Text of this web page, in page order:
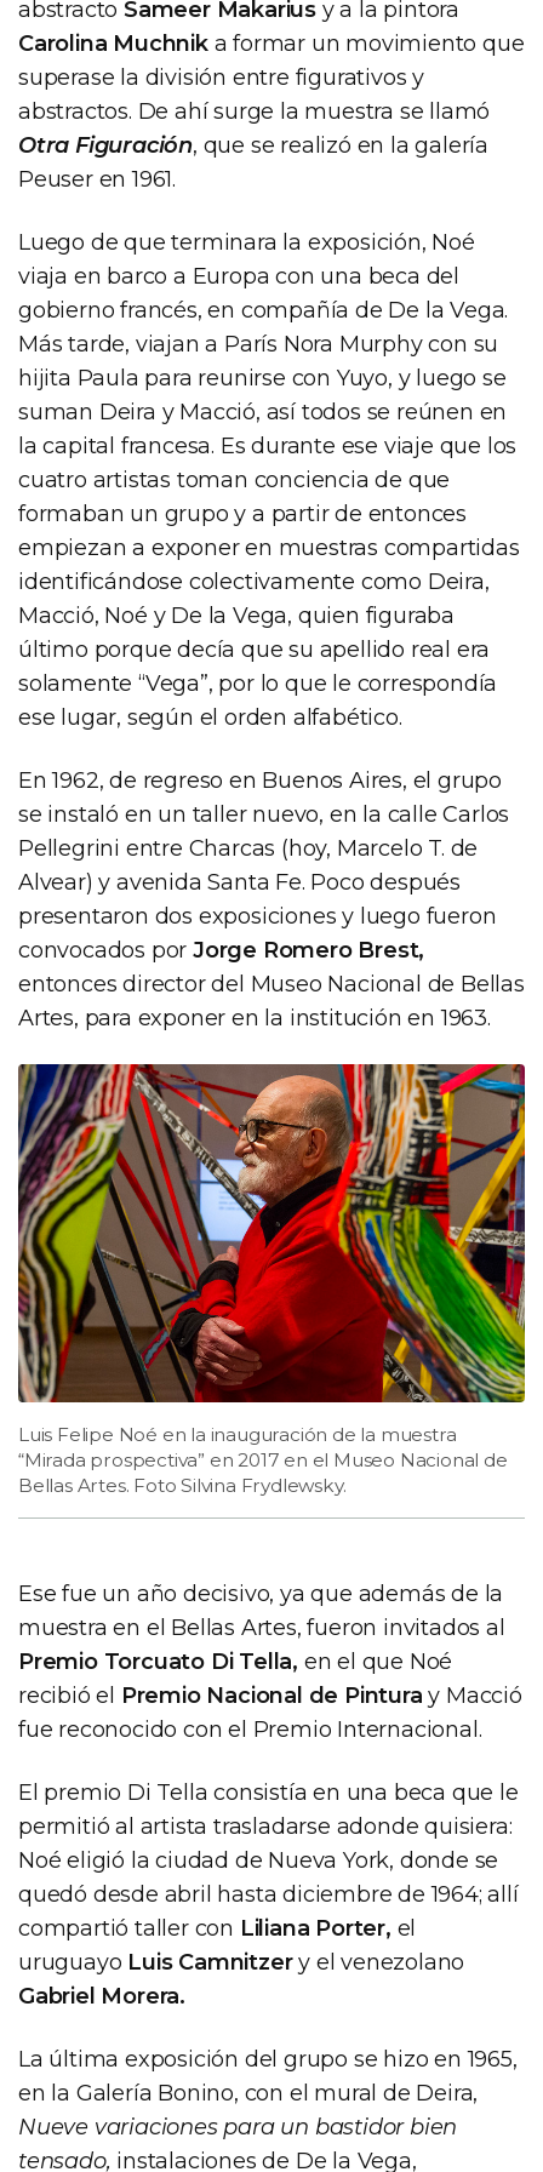
abstractoSameer Makarius y a la pintora
Carolina Muchnika formar un movimiento que
superase la división entre figurativos y
abstractos. De ahí surge la muestra se llamó
Otra Figuración, que se realizó en la galería
Peuser en 1961.
Luego de que terminara la exposición, Noé
viaja en barco a Europa con una beca del
gobierno francés, en compañía de De la Vega.
Más tarde, viajan a París Nora Murphy con su
hijita Paula para reunirse con Yuyo, y luego se
suman Deira y Macció, así todos se reúnen en
la capital francesa. Es durante ese viaje que los
cuatro artistas toman conciencia de que
formaban un grupo y a partir de entonces
empiezan a exponer en muestras compartidas
identificándose colectivamente como Deira,
Macció, Noé y De la Vega, quien figuraba
último porque decía que su apellido real era
solamente “Vega”, por lo que le correspondía
ese lugar, según el orden alfabético.
En 1962, de regreso en Buenos Aires, el grupo
se instaló en un taller nuevo, en la calle Carlos
Pellegrini entre Charcas (hoy, Marcelo T. de
Alvear) y avenida Santa Fe. Poco después
presentaron dos exposiciones y luego fueron
convocados porJorge Romero Brest,
entonces director del Museo Nacional de Bellas
Artes, para exponer en la institución en 1963.
Luis Felipe Noé en la inauguración de la muestra
“Mirada prospectiva” en 2017 en el Museo Nacional de
Bellas Artes. Foto Silvina Frydlewsky.
Ese fue un año decisivo, ya que además de la
muestra en el Bellas Artes, fueron invitados al
Premio Torcuato Di Tella, en el que Noé
recibió el Premio Nacional de Pintura y Macció
fue reconocido con el Premio Internacional.
El premio Di Tella consistía en una beca que le
permitió al artista trasladarse adonde quisiera:
Noé eligió la ciudad de Nueva York, donde se
quedó desde abril hasta diciembre de 1964; allí
compartió taller con Liliana Porter, el
uruguayo Luis Camnitzery el venezolano
Gabriel Morera.
La última exposición del grupo se hizo en 1965,
en la Galería Bonino, con el mural de Deira,
Nueve variaciones para un bastidor bien
tensado, instalaciones de De la Vega,